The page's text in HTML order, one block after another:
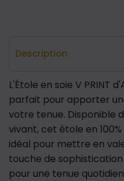
Description
L'Étole en soie V PRINT
parfait pour apporter
votre tenue. Disponible
vivant, cet étole en
idéal pour mettre en
touche de
pour une tenue